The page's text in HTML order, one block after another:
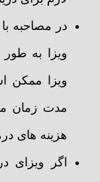
در مصاحبه
ویزا به طور
ویزا ممکن
مدت زمان
هزینه های
اگر ویزای